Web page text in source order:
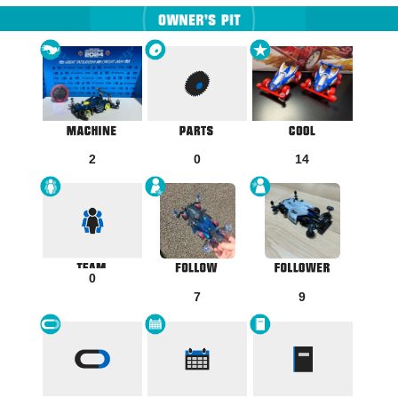
2 0 14
0
7
9